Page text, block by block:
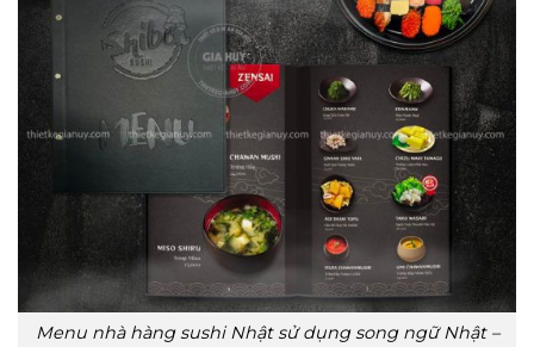
Menu nhà hàng sushi Nhật sử dụng song ngữ Nhật –